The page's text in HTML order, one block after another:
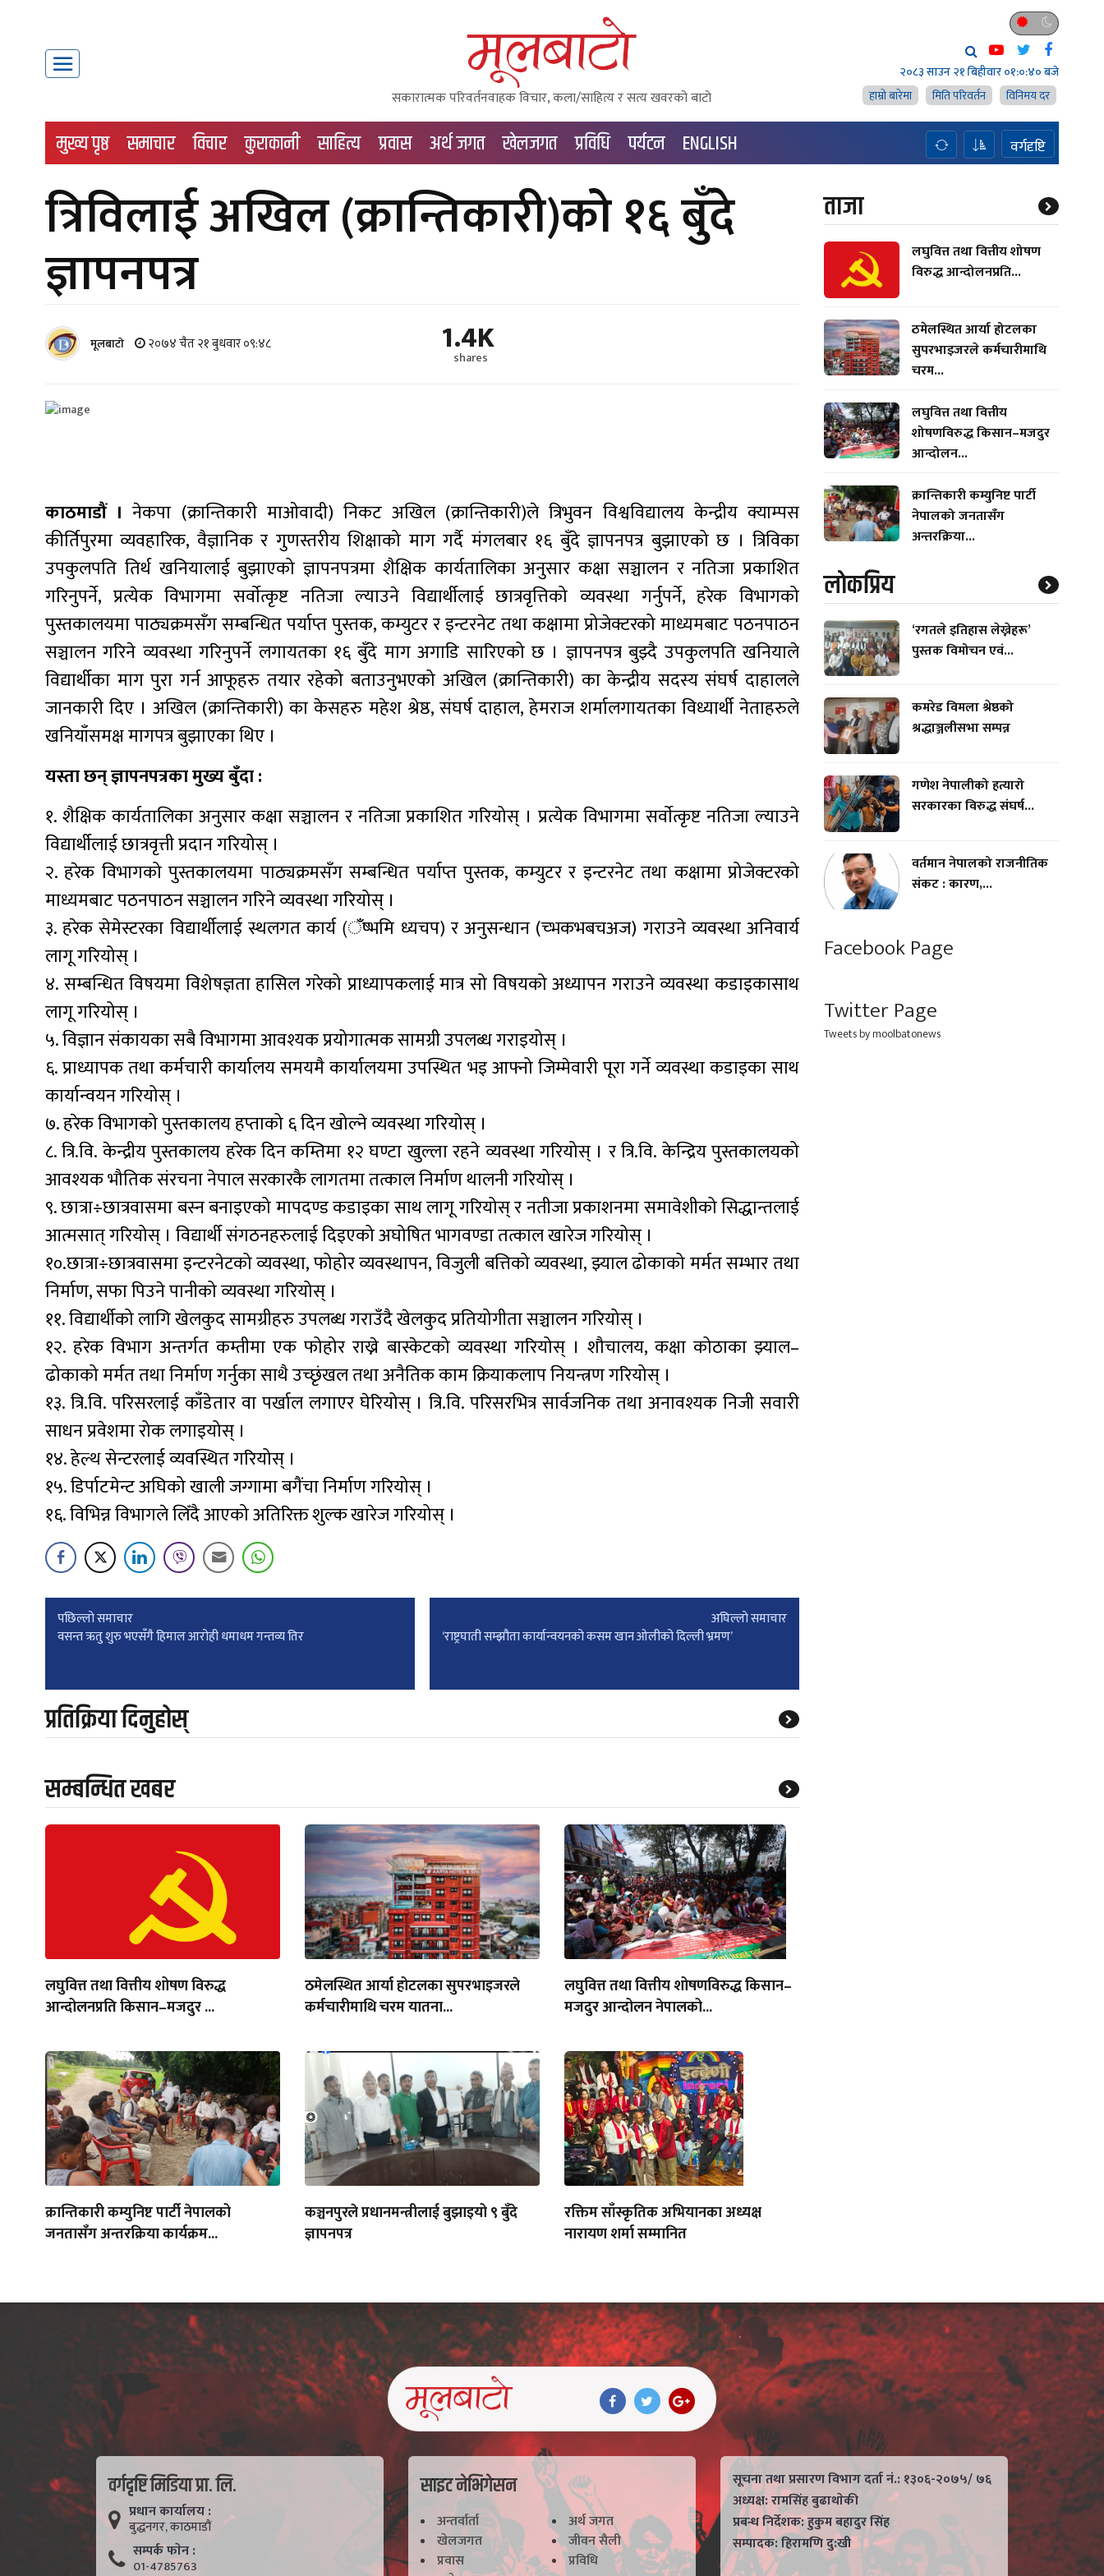
सकारात्मक परिवर्तनवाहक विचार, कला/साहित्य र सत्य खवरको बाटाे
२०८३ साउन २१ बिहीवार०१:०:४१ बजे
हाम्राे बारेमा
मिति परिवर्तन विनिमय दर
मुख्य पृष्ठ समाचार विचार कुराकानी साहित्य प्रवास अर्थ जगत खेलजगत प्रविधि पर्यटन ENGLISH वर्गदृष्टि
त्रिविलाई अखिल (क्रान्तिकारी)को १६ बुँदे
ज्ञापनपत्र
मूलबाटाे २०७४ चैत २१ बुधवार ०९:४८ 1.4K
shares
काठमाडौं । नेकपा (क्रान्तिकारी माओवादी) निकट अखिल (क्रान्तिकारी)ले त्रिभुवन विश्वविद्यालय केन्द्रीय क्याम्पस
कीर्तिपुरमा व्यवहारिक, वैज्ञानिक र गुणस्तरीय शिक्षाको माग गर्दै मंगलबार १६ बुँदे ज्ञापनपत्र बुझाएको छ । त्रिविका
उपकुलपति तिर्थ खनियालाई बुझाएको ज्ञापनपत्रमा शैक्षिक कार्यतालिका अनुसार कक्षा सञ्चालन र नतिजा प्रकाशित
गरिनुपर्ने, प्रत्येक विभागमा सर्वाेत्कृष्ट नतिजा ल्याउने विद्यार्थीलाई छात्रवृत्तिको व्यवस्था गर्नुपर्ने, हरेक विभागको
पुस्तकालयमा पाठ्यक्रमसँग सम्बन्धित पर्याप्त पुस्तक, कम्युटर र इन्टरनेट तथा कक्षामा प्रोजेक्टरको माध्यमबाट पठनपाठन
सञ्चालन गरिने व्यवस्था गरिनुपर्ने लगायतका १६ बुँदे माग अगाडि सारिएको छ । ज्ञापनपत्र बुझ्दै उपकुलपति खनियाले
विद्यार्थीका माग पुरा गर्न आफूहरु तयार रहेको बताउनुभएको अखिल (क्रान्तिकारी) का केन्द्रीय सदस्य संघर्ष दाहालले
जानकारी दिए । अखिल (क्रान्तिकारी) का केसहरु महेश श्रेष्ठ, संघर्ष दाहाल, हेमराज शर्मालगायतका विध्यार्थी नेताहरुले
खनियाँसमक्ष मागपत्र बुझाएका थिए ।
यस्ता छन् ज्ञापनपत्रका मुख्य बुँदा :
१. शैक्षिक कार्यतालिका अनुसार कक्षा सञ्चालन र नतिजा प्रकाशित गरियोस् । प्रत्येक विभागमा सर्वाेत्कृष्ट नतिजा ल्याउने
विद्यार्थीलाई छात्रवृत्ती प्रदान गरियोस् ।
२. हरेक विभागको पुस्तकालयमा पाठ्यक्रमसँग सम्बन्धित पर्याप्त पुस्तक, कम्युटर र इन्टरनेट तथा कक्षामा प्रोजेक्टरको
माध्यमबाट पठनपाठन सञ्चालन गरिने व्यवस्था गरियोस् ।
३. हरेक सेमेस्टरका विद्यार्थीलाई स्थलगत कार्य (ँष्भमि ध्यचप) र अनुसन्धान (च्भकभबचअज) गराउने व्यवस्था अनिवार्य
लागू गरियोस् ।
४. सम्बन्धित विषयमा विशेषज्ञता हासिल गरेको प्राध्यापकलाई मात्र सो विषयको अध्यापन गराउने व्यवस्था कडाइकासाथ
लागू गरियोस् ।
५. विज्ञान संकायका सबै विभागमा आवश्यक प्रयोगात्मक सामग्री उपलब्ध गराइयोस् ।
६. प्राध्यापक तथा कर्मचारी कार्यालय समयमै कार्यालयमा उपस्थित भइ आफ्नो जिम्मेवारी पूरा गर्ने व्यवस्था कडाइका साथ
कार्यान्वयन गरियोस् ।
७. हरेक विभागको पुस्तकालय हप्ताको ६ दिन खोल्ने व्यवस्था गरियोस् ।
८. त्रि.वि. केन्द्रीय पुस्तकालय हरेक दिन कम्तिमा १२ घण्टा खुल्ला रहने व्यवस्था गरियोस् । र त्रि.वि. केन्द्रिय पुस्तकालयको
आवश्यक भौतिक संरचना नेपाल सरकारकै लागतमा तत्काल निर्माण थालनी गरियोस् ।
९. छात्रा÷छात्रवासमा बस्न बनाइएको मापदण्ड कडाइका साथ लागू गरियोस् र नतीजा प्रकाशनमा समावेशीको सिद्धान्तलाई
आत्मसात् गरियोस् । विद्यार्थी संगठनहरुलाई दिइएको अघोषित भागवण्डा तत्काल खारेज गरियोस् ।
१०.छात्रा÷छात्रवासमा इन्टरनेटको व्यवस्था, फोहोर व्यवस्थापन, विजुली बत्तिको व्यवस्था, झ्याल ढोकाको मर्मत सम्भार तथा
निर्माण, सफा पिउने पानीको व्यवस्था गरियोस् ।
११. विद्यार्थीको लागि खेलकुद सामग्रीहरु उपलब्ध गराउँदै खेलकुद प्रतियोगीता सञ्चालन गरियोस् ।
१२. हरेक विभाग अन्तर्गत कम्तीमा एक फोहोर राख्ने बास्केटको व्यवस्था गरियोस् । शौचालय, कक्षा कोठाका झ्याल–
ढोकाको मर्मत तथा निर्माण गर्नुका साथै उच्छृंखल तथा अनैतिक काम क्रियाकलाप नियन्त्रण गरियोस् ।
१३. त्रि.वि. परिसरलाई काँडेतार वा पर्खाल लगाएर घेरियोस् । त्रि.वि. परिसरभित्र सार्वजनिक तथा अनावश्यक निजी सवारी
साधन प्रवेशमा रोक लगाइयोस् ।
१४. हेल्थ सेन्टरलाई व्यवस्थित गरियोस् ।
१५. डिर्पाटमेन्ट अघिको खाली जग्गामा बगैंचा निर्माण गरियोस् ।
१६. विभिन्न विभागले लिँदै आएको अतिरिक्त शुल्क खारेज गरियोस् ।
Post
पछिल्लाे समाचार
वसन्त ऋतु शुरु भएसँगै हिमाल आरोही धमाधम गन्तव्य तिर
अघिल्लाे समाचार
‘राष्ट्रघाती सम्झौता कार्यान्वयनको कसम खान ओलीको दिल्ली भ्रमण’
प्रतिक्रिया दिनुहोस्
सम्बन्धित खबर
लघुवित्त तथा वित्तीय शोषण विरुद्ध
आन्दोलनप्रति किसान–मजदुर ...
ठमेलस्थित आर्या होटलका सुपरभाइजरले
कर्मचारीमाथि चरम यातना...
लघुवित्त तथा वित्तीय शोषणविरुद्ध किसान–
मजदुर आन्दोलन नेपालको...
क्रान्तिकारी कम्युनिष्ट पार्टी नेपालको
जनतासँग अन्तरक्रिया कार्यक्रम...
कञ्चनपुरले प्रधानमन्त्रीलाई बुझाइयो ९ बुँदे
ज्ञापनपत्र
रक्तिम साँस्कृतिक अभियानका अध्यक्ष
नारायण शर्मा सम्मानित
ताजा
लघुवित्त तथा वित्तीय शोषण
विरुद्ध आन्दोलनप्रति...
ठमेलस्थित आर्या होटलका
सुपरभाइजरले कर्मचारीमाथि
चरम...
लघुवित्त तथा वित्तीय
शोषणविरुद्ध किसान–मजदुर
आन्दोलन...
क्रान्तिकारी कम्युनिष्ट पार्टी
नेपालको जनतासँग
अन्तरक्रिया...
लाेकप्रिय
‘रगतले इतिहास लेख्नेहरू’
पुस्तक विमोचन एवं...
कमरेड विमला श्रेष्ठको
श्रद्धाञ्जलीसभा सम्पन्न
गणेश नेपालीको हत्यारो
सरकारका विरुद्ध संघर्ष...
वर्तमान नेपालको राजनीतिक
संकट : कारण,...
Facebook Page
Twitter Page
Tweets by moolbatonews
वर्गदृष्टि मिडिया प्रा. लि.
प्रधान कार्यालय :
बुद्धनगर, काठमाडाैं
सम्पर्क फाेन :
01-4785763
साइट नेभिगेसन
अन्तर्वार्ता
अर्थ जगत
खेलजगत
जीवन सैली
प्रवास
प्रविधि
सूचना तथा प्रसारण विभाग दर्ता नं.: १३०६-२०७५/ ७६
अध्यक्ष: रामसिंह बुढाथाेकी
प्रबन्ध निर्देशक: हुकुम बहादुर सिंह
सम्पादक: हिरामणि दु:खी